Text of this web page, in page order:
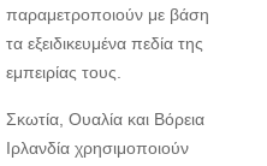
παραμετροποιούν με βάση
τα εξειδικευμένα πεδία της
εμπειρίας τους.
Σκωτία, Ουαλία και Βόρεια
Ιρλανδία χρησιμοποιούν